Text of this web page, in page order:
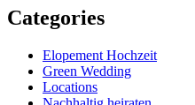
Categories
Elopement Hochzeit
Green Wedding
Locations